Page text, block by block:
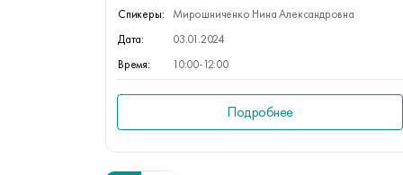
Спикеры:
Мирошниченко Нина Александровна
Дата:
03.01.2024
Время:
10:00-12:00
Подробнее